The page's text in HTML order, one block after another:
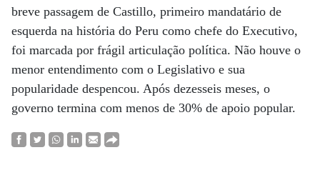
breve passagem de Castillo, primeiro mandatário de
esquerda na história do Peru como chefe do Executivo,
foi marcada por frágil articulação política. Não houve o
menor entendimento com o Legislativo e sua
popularidade despencou. Após dezesseis meses, o
governo termina com menos de 30% de apoio popular.